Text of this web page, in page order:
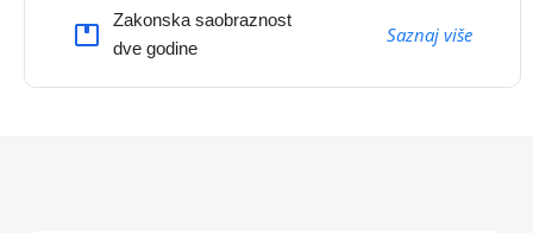
Zakonska saobraznost
dve godine
Saznaj više